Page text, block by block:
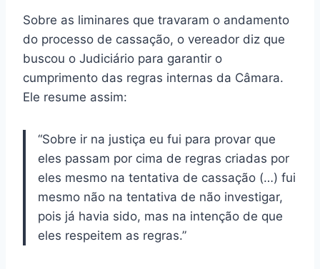
Sobre as liminares que travaram o andamento
do processo de cassação, o vereador diz que
buscou o Judiciário para garantir o
cumprimento das regras internas da Câmara.
Ele resume assim:
“Sobre ir na justiça eu fui para provar que
eles passam por cima de regras criadas por
eles mesmo na tentativa de cassação (…) fui
mesmo não na tentativa de não investigar,
pois já havia sido, mas na intenção de que
eles respeitem as regras.”